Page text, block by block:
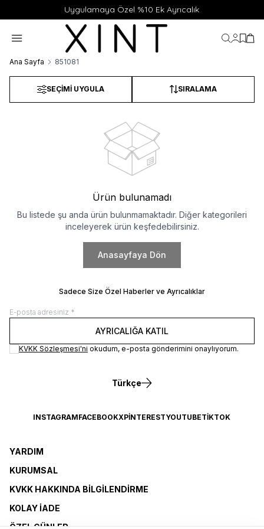
Uygulamaya Özel %10 Ek Ayrıcalık
Ana Sayfa 851081
SEÇIMI UYGULA SIRALAMA
Ürün bulunamadı
Bu listede şu anda ürün bulunmamaktadır. Diğer kategorileri
inceleyerek ürün keşfedebilirsiniz.
Anasayfaya Dön
Sadece Size Özel Haberler ve Ayrıcalıklar
AYRICALIĞA KATIL
KVKK Sözleşmesi'ni okudum, e-posta gönderimini onaylıyorum.
Türkçe
INSTAGRAMFACEBOOKXPINTERESTYOUTUBETIKTOK
YARDIM
KURUMSAL
KVKK HAKKINDA BILGILENDIRME
KOLAY İADE